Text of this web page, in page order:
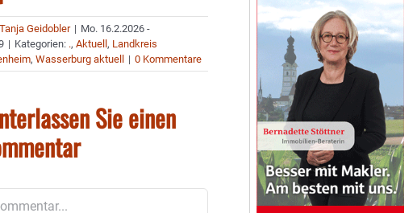
Tanja Geidobler | Mo. 16.2.2026 -
| Kategorien: .,Aktuell, Landkreis
,Wasserburg aktuell | 0 Kommentare
Sie einen